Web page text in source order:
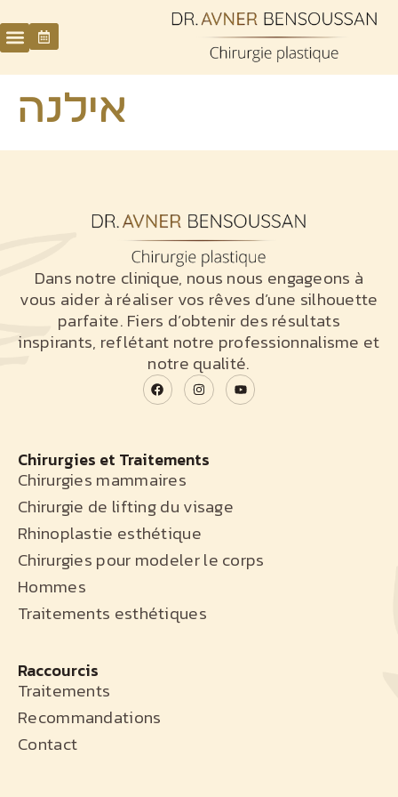
אילנה
Dans notre clinique, nous nous engageons à
vous aider à réaliser vos rêves d’une silhouette
parfaite. Fiers d’obtenir des résultats
inspirants, reflétant notre professionnalisme et
notre qualité.
Chirurgies et Traitements
Chirurgies mammaires
Chirurgie de lifting du visage
Rhinoplastie esthétique
Chirurgies pour modeler le corps
Hommes
Traitements esthétiques
Raccourcis
Traitements
Recommandations
Contact